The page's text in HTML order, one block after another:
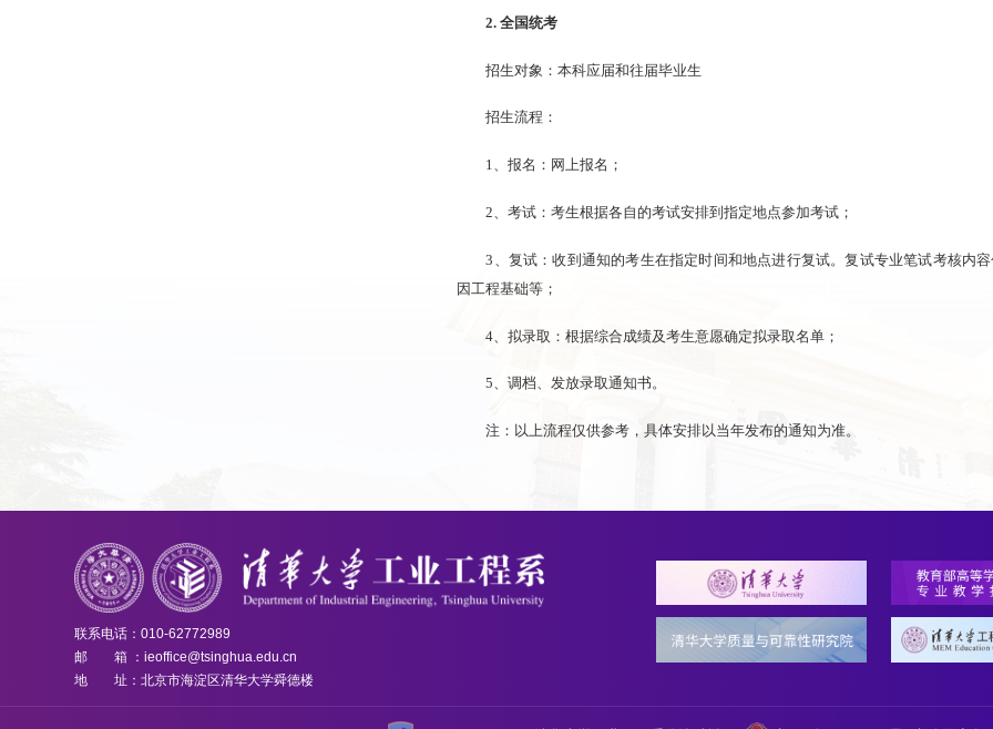
2. 全国统考
招生对象：本科应届和往届毕业生
招生流程：
1、报名：网上报名；
2、考试：考生根据各自的考试安排到指定地点参加考试；
3、复试：收到通知的考生在指定时间和地点进行复试。复试专业笔试考核内
因工程基础等；
4、拟录取：根据综合成绩及考生意愿确定拟录取名单；
5、调档、发放录取通知书。
注：以上流程仅供参考，具体安排以当年发布的通知为准。
联系电话：010-62772989
邮 箱 ：ieoffice@tsinghua.edu.cn
地 址：北京市海淀区清华大学舜德楼